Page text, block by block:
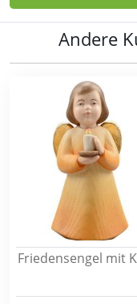
Andere
Friedensengel mit